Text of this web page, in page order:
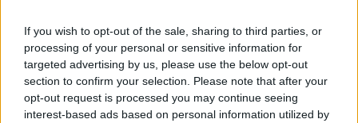
If you wish to opt-out of the sale, sharing to third parties, or
processing of your personal or sensitive information for
targeted advertising by us, please use the below opt-out
section to confirm your selection. Please note that after your
opt-out request is processed you may continue seeing
interest-based ads based on personal information utilized by